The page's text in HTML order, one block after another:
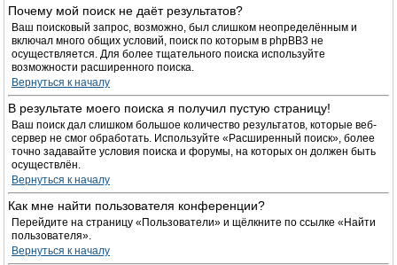
Почему мой поиск не даёт результатов?
Ваш поисковый запрос, возможно, был слишком неопределённым и
включал много общих условий, поиск по которым в phpBB3 не
осуществляется. Для более тщательного поиска используйте
возможности расширенного поиска.
Вернуться к началу
В результате моего поиска я получил пустую страницу!
Ваш поиск дал слишком большое количество результатов, которые веб-
сервер не смог обработать. Используйте «Расширенный поиск», более
точно задавайте условия поиска и форумы, на которых он должен быть
осуществлён.
Вернуться к началу
Как мне найти пользователя конференции?
Перейдите на страницу «Пользователи» и щёлкните по ссылке «Найти
пользователя».
Вернуться к началу